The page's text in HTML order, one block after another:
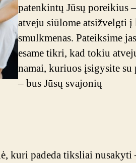
patenkintų Jūsų poreikius
atveju siūlome atsižvelgti į
smulkmenas. Pateiksime
esame tikri, kad tokiu
namai, kuriuos įsigysite su
– bus Jūsų svajonių
kuri padeda tiksliai nusakyti